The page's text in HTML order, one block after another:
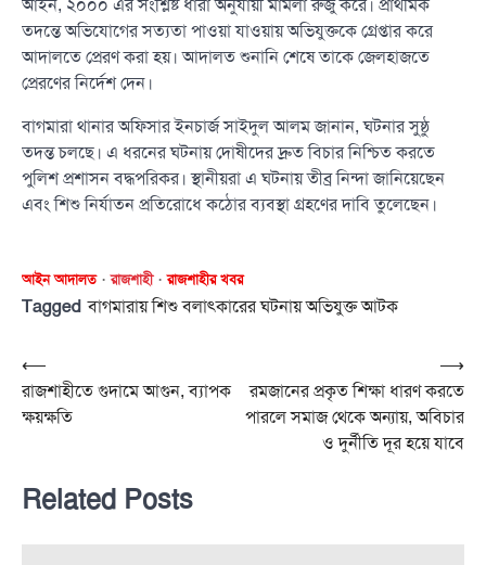
আইন, ২০০০ এর সংশ্লিষ্ট ধারা অনুযায়ী মামলা রুজু করে। প্রাথমিক
তদন্তে অভিযোগের সত্যতা পাওয়া যাওয়ায় অভিযুক্তকে গ্রেপ্তার করে
আদালতে প্রেরণ করা হয়। আদালত শুনানি শেষে তাকে জেলহাজতে
প্রেরণের নির্দেশ দেন।
বাগমারা থানার অফিসার ইনচার্জ সাইদুল আলম জানান, ঘটনার সুষ্ঠু
তদন্ত চলছে। এ ধরনের ঘটনায় দোষীদের দ্রুত বিচার নিশ্চিত করতে
পুলিশ প্রশাসন বদ্ধপরিকর। স্থানীয়রা এ ঘটনায় তীব্র নিন্দা জানিয়েছেন
এবং শিশু নির্যাতন প্রতিরোধে কঠোর ব্যবস্থা গ্রহণের দাবি তুলেছেন।
আইন আদালত রাজশাহী রাজশাহীর খবর
Taggedবাগমারায় শিশু বলাৎকারের ঘটনায় অভিযুক্ত আটক
Post
navigation
⟵
রাজশাহীতে গুদামে আগুন, ব্যাপক
ক্ষয়ক্ষতি
রমজানের প্রকৃত শিক্ষা ধারণ করতে
পারলে সমাজ থেকে অন্যায়, অবিচার
ও দুর্নীতি দূর হয়ে যাবে
⟶
Related Posts